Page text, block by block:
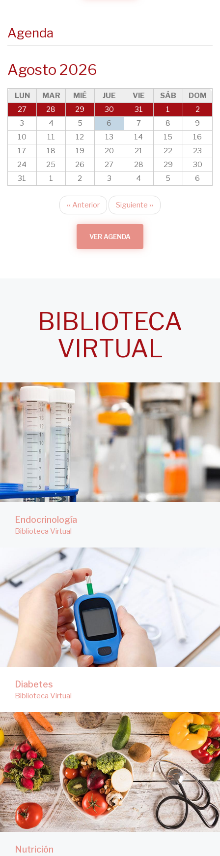
Agenda
Agosto 2026
LUN MAR MIÉ JUE VIE SÁB
DOM
27
28 29 30 31 1
2
3
4 5 6 7 8
9
10
11 12 13 14 15
16
17
18 19 20 21 22
23
24
25 26 27 28 29
30
31
1 2 3 4 5 6
Paginación
‹‹ Anterior Siguiente ››
VER AGENDA
BIBLIOTECA
VIRTUAL
Endocrinología
Biblioteca Virtual
Diabetes
Biblioteca Virtual
Nutrición